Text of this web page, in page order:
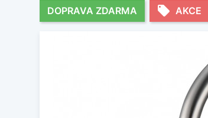
DOPRAVA ZDARMA local_offer AKCE